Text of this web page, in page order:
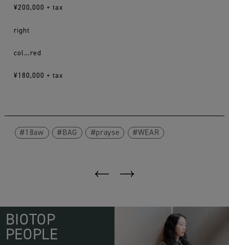
¥200,000 + tax
right
col…red
¥180,000 + tax
18aw BAG prayse WEAR
BIOTOP
PEOPLE